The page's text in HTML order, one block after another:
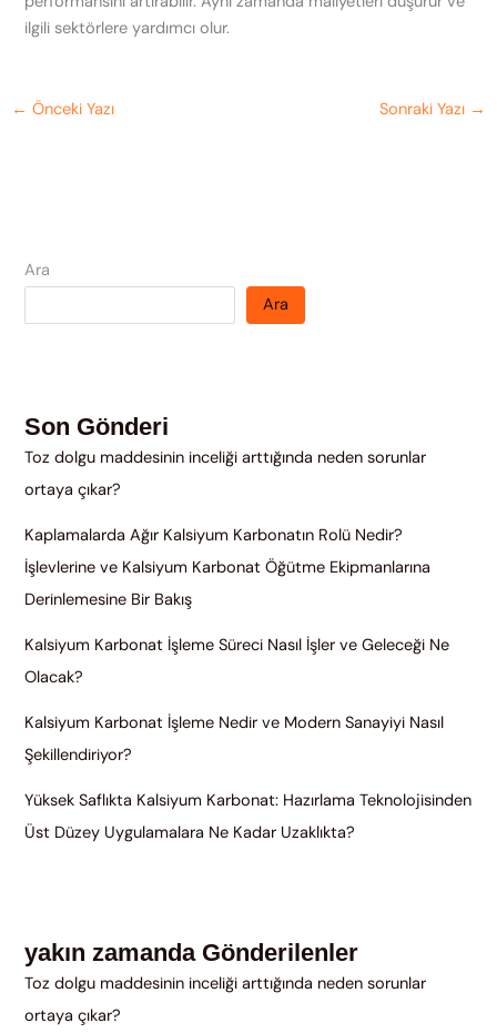
Ara
Ara
Son Gönderi
Toz dolgu maddesinin inceliği arttığında neden sorunlar
ortaya çıkar?
Kaplamalarda Ağır Kalsiyum Karbonatın Rolü Nedir?
İşlevlerine ve Kalsiyum Karbonat Öğütme Ekipmanlarına
Derinlemesine Bir Bakış
Kalsiyum Karbonat İşleme Süreci Nasıl İşler ve Geleceği Ne
Olacak?
Kalsiyum Karbonat İşleme Nedir ve Modern Sanayiyi Nasıl
Şekillendiriyor?
Yüksek Saflıkta Kalsiyum Karbonat: Hazırlama Teknolojisinden
Üst Düzey Uygulamalara Ne Kadar Uzaklıkta?
yakın zamanda Gönderilenler
Toz dolgu maddesinin inceliği arttığında neden sorunlar
ortaya çıkar?
ilgili sektörlere yardımcı olur.
← Önceki Yazı Sonraki Yazı →